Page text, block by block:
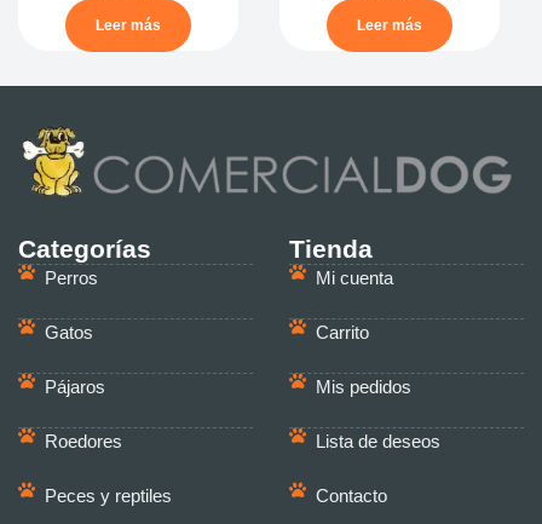
Leer más Leer más
Categorías
Perros
Gatos
Pájaros
Roedores
Peces y reptiles
Tienda
Mi cuenta
Carrito
Mis pedidos
Lista de deseos
Contacto